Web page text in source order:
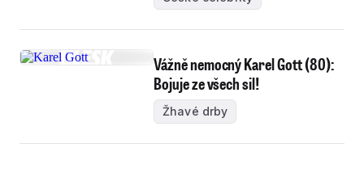
Vážně nemocný Karel Gott (80):
Bojuje ze všech sil!
Žhavé drby